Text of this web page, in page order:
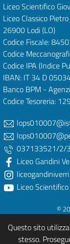
Liceo Scientifico
Liceo Classico
26900 Lodi(LO)
Codice Fiscale:
Codice
Codice IPA (Indice
IBAN: IT 34 D
Banco BPM -
Codice Tesoreria:
037133521/2/3
Liceo Gandini
liceogandiniverri
Liceo
©
Powered & Designed
Questo sito
stesso.